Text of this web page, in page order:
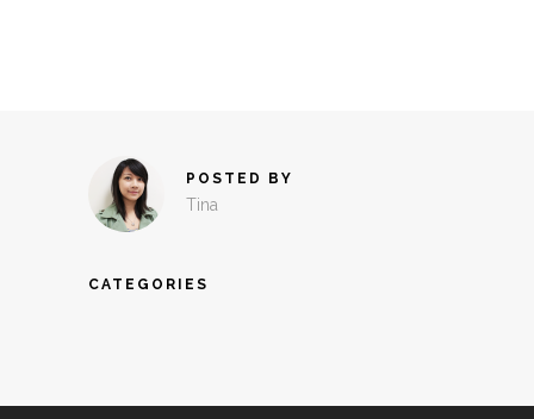
POSTED BY
Tina
CATEGORIES